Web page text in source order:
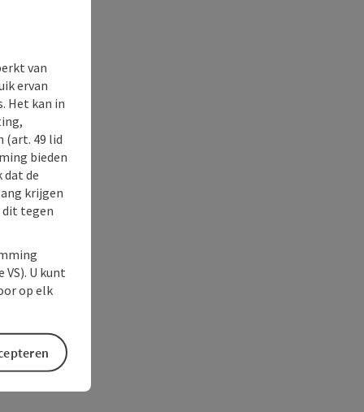
van
ervan
Het kan in
(art. 49 lid
bieden
dat de
krijgen
dit tegen
U kunt
op elk